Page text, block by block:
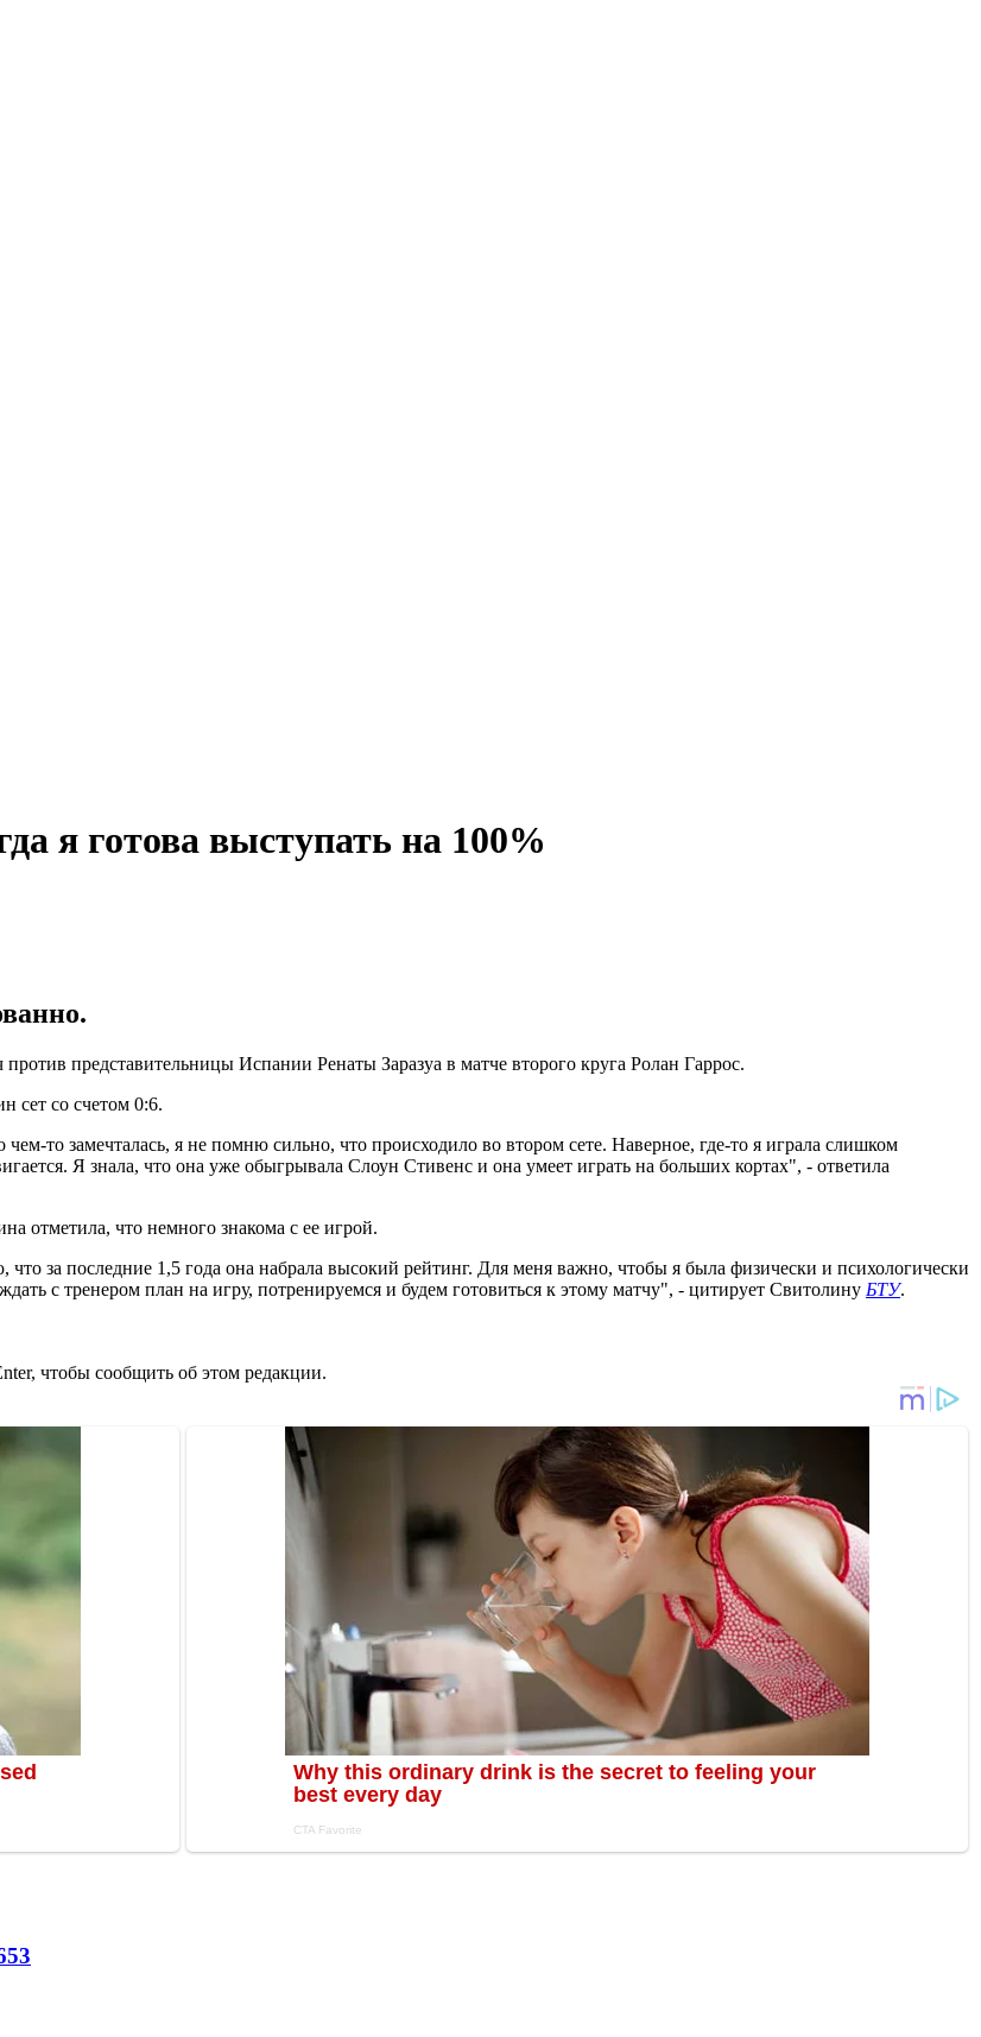
я готова выступать на 100%
представительницы Испании Ренаты Заразуа в матче второго круга Ролан Гаррос.
сет со счетом 0:6.
то замечталась, я не помню сильно, что происходило во втором сете. Наверное, где-то я играла слишком
Я знала, что она уже обыгрывала Слоун Стивенс и она умеет играть на больших кортах", - ответила
отметила, что немного знакома с ее игрой.
за последние 1,5 года она набрала высокий рейтинг. Для меня важно, чтобы я была физически и психологически
с тренером план на игру, потренируемся и будем готовиться к этому матчу", - цитирует Свитолину БТУ.
чтобы сообщить об этом редакции.
53